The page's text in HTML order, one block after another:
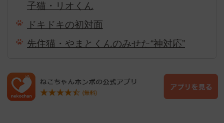
子猫・リオくん
ドキドキの初対面
先住猫・やまとくんのみせた“神対応”